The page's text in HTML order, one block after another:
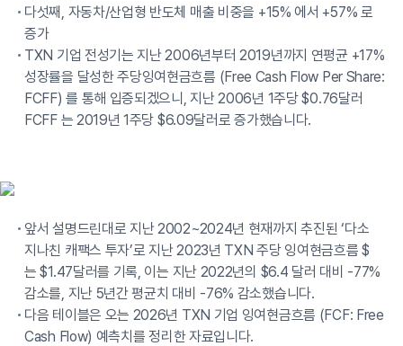
다섯째, 자동차/산업형 반도체 매출 비중을 +15% 에서 +57% 로
증가
TXN 기업 전성기는 지난 2006년부터 2019년까지 연평균 +17%
성장률을 달성한 주당잉여현금흐름 (Free Cash Flow Per Share:
FCFF) 를 통해 입증되겠으니, 지난 2006년 1주당 $0.76달러
FCFF 는 2019년 1주당 $6.09달러로 증가했습니다.
앞서 설명드린대로 지난 2002~2024년 현재까지 추진된 ‘다소
지나친 캐팩스 투자’로 지난 2023년 TXN 주당 잉여현금흐름 $
는 $1.47달러를 기록, 이는 지난 2022년의 $6.4 달러 대비 -77%
감소를, 지난 5년간 평균치 대비 -76% 감소했습니다.
다음 테이블은 오는 2026년 TXN 기업 잉여현금흐름 (FCF: Free
Cash Flow) 예측치를 정리한 자료입니다.